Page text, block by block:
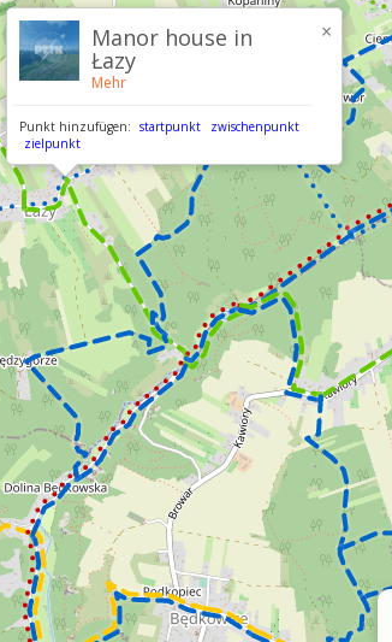
×
Manor house in
Łazy
Mehr
Punkt hinzufügen: startpunkt
zwischenpunkt
zielpunkt